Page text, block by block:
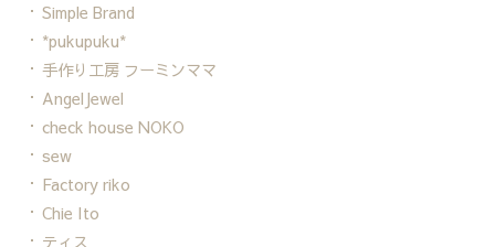
Simple Brand
*pukupuku*
手作り工房 フーミンママ
AngelJewel
check house NOKO
sew
Factory riko
Chie Ito
ティス